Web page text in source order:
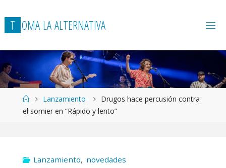
T OMA LAALTERNATIVA
Página
de
Lanzamiento
Drugos hace percusión contra
el somier en “Rápido y lento”
Lanzamiento, novedades